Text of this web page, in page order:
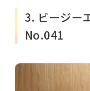
3. ビージー
No.041